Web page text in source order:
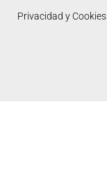
Privacidad y Cookies